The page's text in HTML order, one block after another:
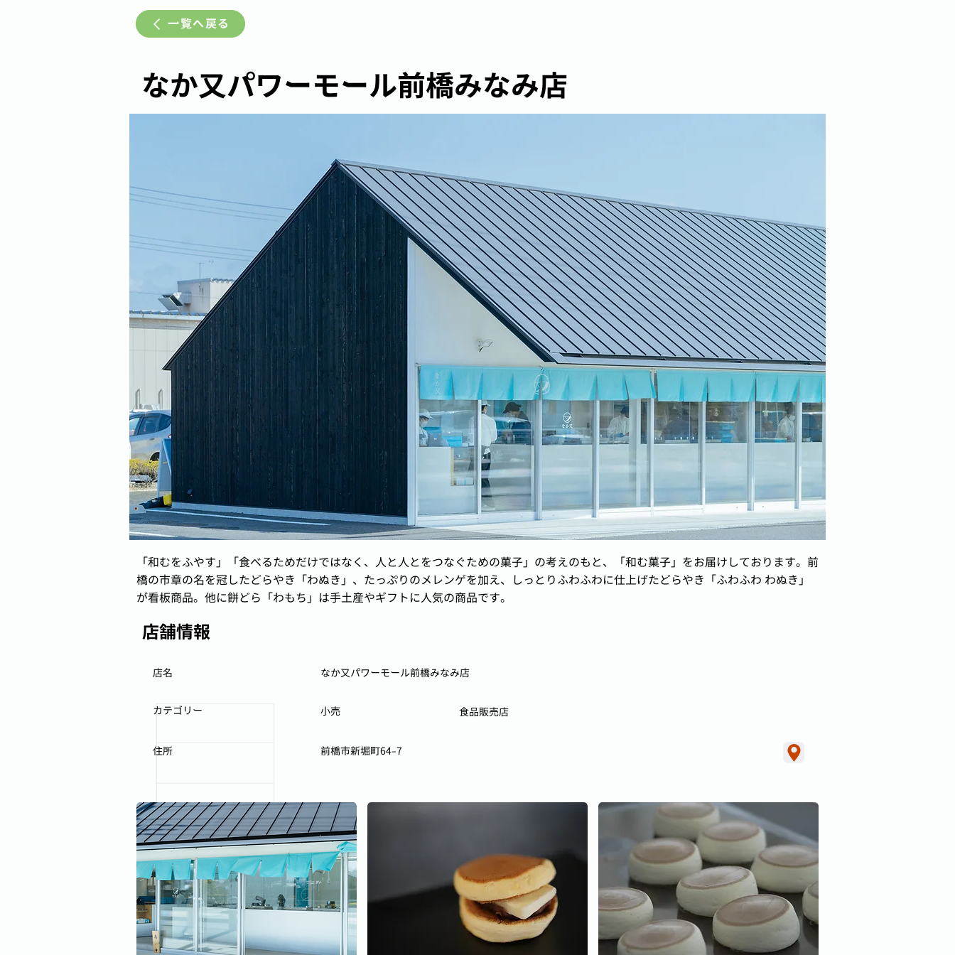
一覧へ戻る
なか又パワーモール前橋みなみ店
「和むをふやす」「食べるためだけではなく、人と人とをつなぐための菓子」の考えのもと、「和む菓子」をお届けしております。前
橋の市章の名を冠したどらやき「わぬき」、たっぷりのメレンゲを加え、しっとりふわふわに仕上げたどらやき「ふわふわ わぬき」
が看板商品。他に餅どら「わもち」は手土産やギフトに人気の商品です。
店舗情報
なか又パワーモール前橋みなみ店
店名
小売
カテゴリー 食品販売店
前橋市新堀町64-7
住所